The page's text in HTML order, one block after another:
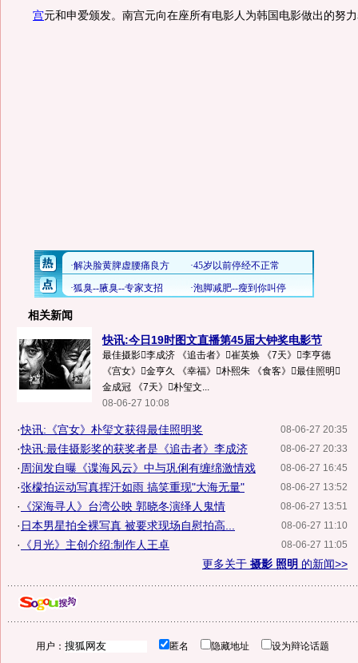
宫元和申爱颁发。南宫元向在座所有电影人为韩国电影做出的努
相关新闻
快讯:今日19时图文直播第45届大钟奖电影节
最佳摄影李成济 《追击者》崔英焕 《7天》李亨德
《宫女》金亨久 《幸福》朴熙朱 《食客》最佳照明
金成冠 《7天》朴玺文...
08-06-27 10:08
08-06-27 20:35
·快讯:《宫女》朴玺文获得最佳照明奖
08-06-27 20:33
·快讯:最佳摄影奖的获奖者是《追击者》李成济
08-06-27 16:45
· 周润发自曝《谍海风云》中与巩俐有缠绵激情戏
08-06-27 13:52
·张檬拍运动写真挥汗如雨 搞笑重现"大海无量"
08-06-27 13:51
· 《深海寻人》台湾公映 郭晓冬演绎人鬼情
08-06-27 11:10
· 日本男星拍全裸写真 被要求现场自慰拍高...
08-06-27 11:05
·
《月光》主创介绍:制作人王卓
更多关于 摄影 照明 的新闻>>
用户： 匿名 隐藏地址 设为辩论话题